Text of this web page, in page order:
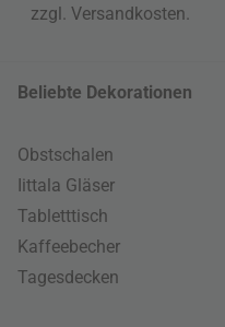
zzgl. Versandkosten
Beliebte Dekorationen
Obstschalen
Iittala Gläser
Tabletttisch
Kaffeebecher
Tagesdecken